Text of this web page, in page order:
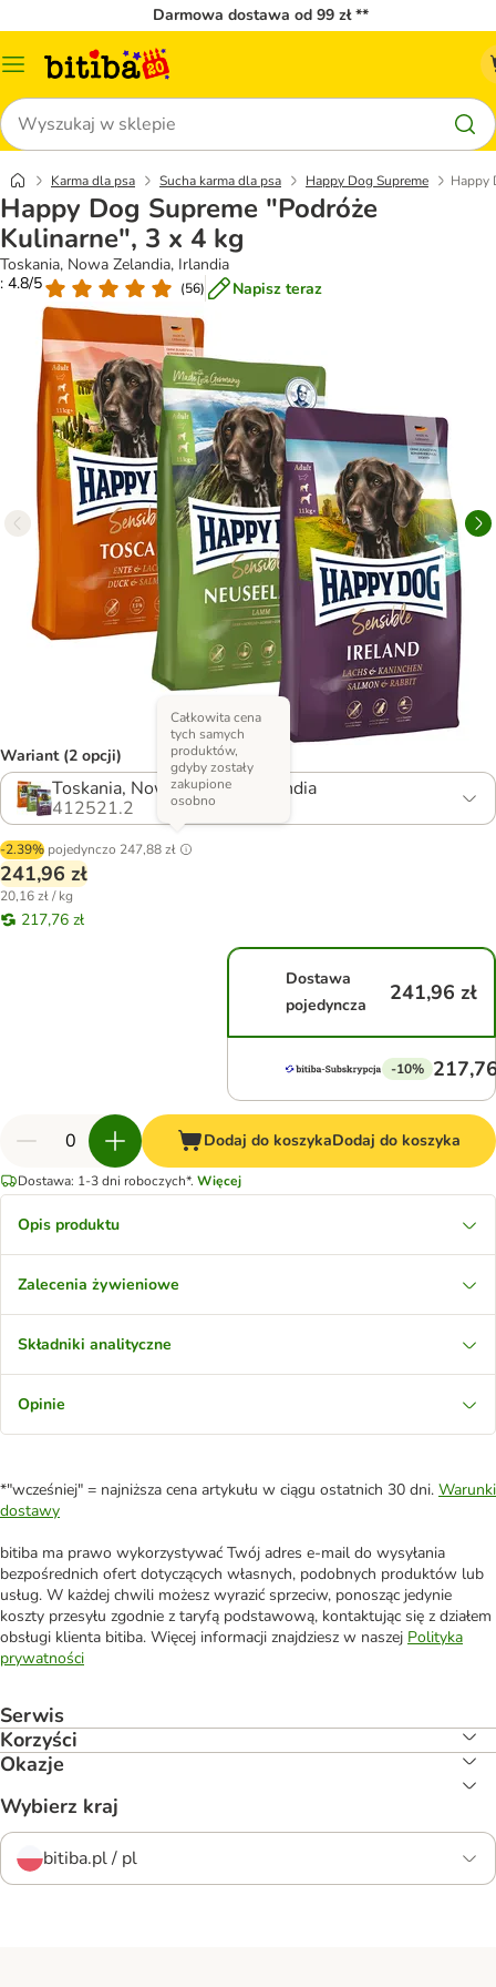
Darmowa dostawa od 99 zł **
Menu
Szukaj
Karma dla psa Sucha karma dla psa Happy Dog Supreme Happy
Happy Dog Supreme "Podróże
Kulinarne", 3 x 4 kg
Toskania, Nowa Zelandia, Irlandia
: 4.8/5
(56) Napisz teraz
Wariant (2 opcji)
Toskania, Nowa Zelandia, Irlandia
412521.2
-2.39% pojedynczo 247,88 zł
Całkowita cena
tych samych
produktów,
gdyby zostały
zakupione
osobno
241,96 zł
20,16 zł / kg
217,76 zł
Dostawa
pojedyncza
241,96 zł
-10%
Dodaj do koszykaDodaj do koszyka
Dostawa: 1-3 dni roboczych*. Więcej
Opis produktu
Zalecenia żywieniowe
Składniki analityczne
Opinie
*"wcześniej" = najniższa cena artykułu w ciągu ostatnich 30 dni. Warunki
dostawy
bitiba ma prawo wykorzystywać Twój adres e-mail do wysyłania
bezpośrednich ofert dotyczących własnych, podobnych produktów lub
usług. W każdej chwili możesz wyrazić sprzeciw, ponosząc jedynie
koszty przesyłu zgodnie z taryfą podstawową, kontaktując się z działem
obsługi klienta bitiba. Więcej informacji znajdziesz w naszej Polityka
prywatności
Serwis
Korzyści
Okazje
Wybierz kraj
bitiba.pl / pl